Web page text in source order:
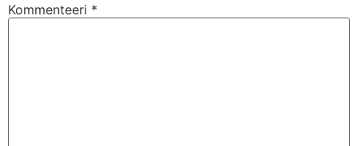
Kommenteeri *